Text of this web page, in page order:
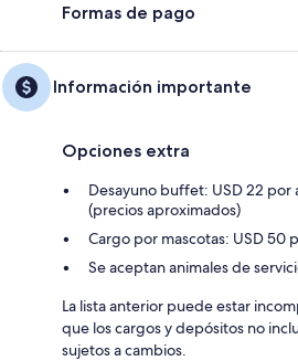
Formas de pago
Información importante
Opciones extra
Desayuno buffet: USD 22 por
(precios aproximados)
Cargo por mascotas: USD 50
Se aceptan animales de
La lista anterior puede estar
que los cargos y depósitos no
sujetos a cambios.